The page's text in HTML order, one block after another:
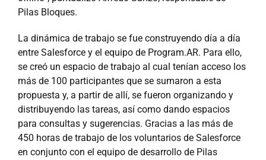
Pilas Bloques.
La dinámica de trabajo se fue construyendo día a día
entre Salesforce y el equipo de Program.AR. Para ello,
se creó un espacio de trabajo al cual tenían acceso los
más de 100 participantes que se sumaron a esta
propuesta y, a partir de allí, se fueron organizando y
distribuyendo las tareas, así como dando espacios
para consultas y sugerencias. Gracias a las más de
450 horas de trabajo de los voluntarios de Salesforce
en conjunto con el equipo de desarrollo de Pilas